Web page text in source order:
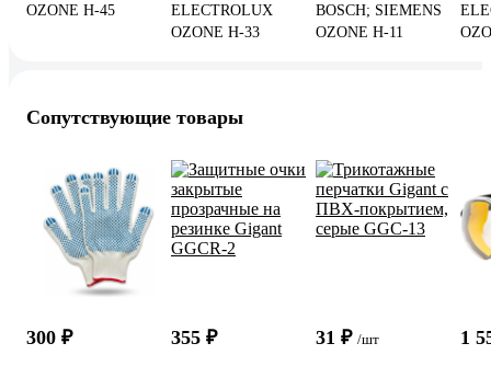
OZONE H-45
ELECTROLUX
OZONE H-33
BOSCH; SIEMENS
OZONE H-11
Сопутствующие товары
300 ₽ 355 ₽ 31 ₽ /шт 1